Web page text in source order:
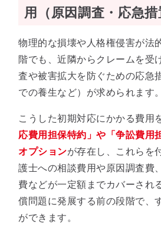
用（原因調査・応急措
物理的な損壊や人格権侵害が法
階でも、近隣からクレームを受
査や被害拡大を防ぐための応急
での養生など）が求められます。
こうした初期対応にかかる費用
応費用担保特約」や「争訟費用
オプションが存在し、これらを
護士への相談費用や原因調査費
費などが一定額までカバーされ
償問題に発展する前の段階で、
ができます。